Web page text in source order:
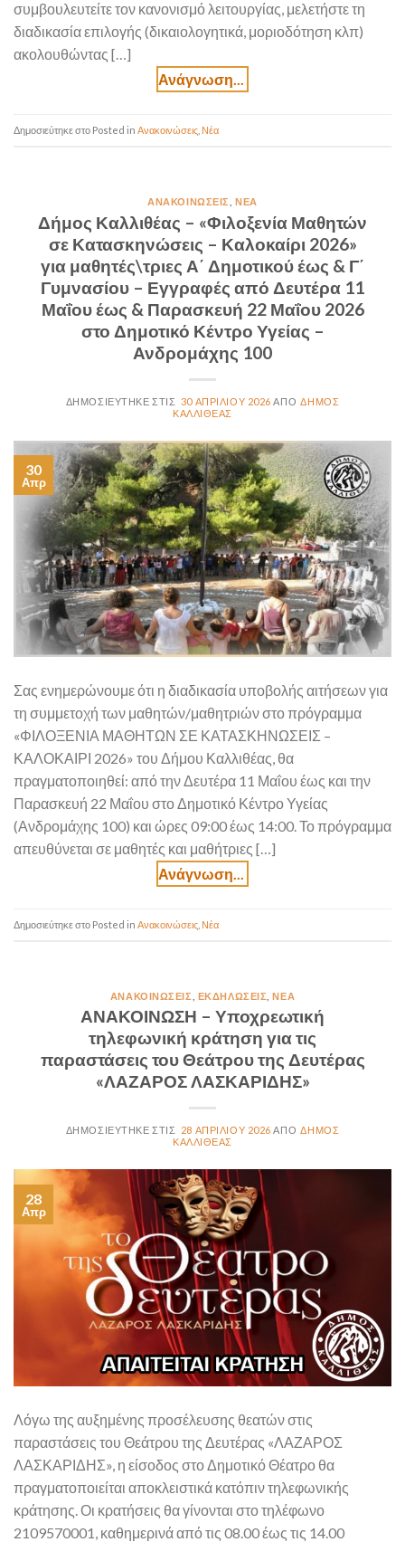
συμβουλευτείτε τον κανονισμό λειτουργίας, μελετήστε τη
διαδικασία επιλογής (δικαιολογητικά, μοριοδότηση κλπ)
ακολουθώντας […]
Posted in Ανακοινώσεις Νέα
ΑΝΑΚΟΙΝΏΣΕΙΣ ,ΝΈΑ
Δήμος Καλλιθέας – «Φιλοξενία Μαθητών
σε Κατασκηνώσεις – Καλοκαίρι 2026»
για μαθητές\τριες Α΄ Δημοτικού έως & Γ΄
Γυμνασίου – Εγγραφές από Δευτέρα 11
Μαΐου έως & Παρασκευή 22 Μαΐου 2026
στο Δημοτικό Κέντρο Υγείας –
Ανδρομάχης 100
30 ΑΠΡΙΛΊΟΥ 2026
ΔΉΜΟΣ
ΚΑΛΛΙΘΈΑΣ
30
Απρ
Σας ενημερώνουμε ότι η διαδικασία υποβολής αιτήσεων για
τη συμμετοχή των μαθητών/μαθητριών στο πρόγραμμα
«ΦΙΛΟΞΕΝΙΑ ΜΑΘΗΤΩΝ ΣΕ ΚΑΤΑΣΚΗΝΩΣΕΙΣ –
ΚΑΛΟΚΑΙΡΙ 2026» του Δήμου Καλλιθέας, θα
πραγματοποιηθεί: από την Δευτέρα 11 Μαΐου έως και την
Παρασκευή 22 Μαΐου στο Δημοτικό Κέντρο Υγείας
(Ανδρομάχης 100) και ώρες 09:00 έως 14:00. Το πρόγραμμα
απευθύνεται σε μαθητές και μαθήτριες […]
Posted in Ανακοινώσεις Νέα
ΑΝΑΚΟΙΝΏΣΕΙΣ ΕΚΔΗΛΏΣΕΙΣ ,ΝΈΑ
ΑΝΑΚΟΙΝΩΣΗ – Υποχρεωτική
τηλεφωνική κράτηση για τις
παραστάσεις του Θεάτρου της Δευτέρας
«ΛΑΖΑΡΟΣ ΛΑΣΚΑΡΙΔΗΣ»
28 ΑΠΡΙΛΊΟΥ 2026
ΔΗΜΟΣ
ΚΑΛΛΙΘΕΑΣ
28
Απρ
Λόγω της αυξημένης προσέλευσης θεατών στις
παραστάσεις του Θεάτρου της Δευτέρας «ΛΑΖΑΡΟΣ
ΛΑΣΚΑΡΙΔΗΣ», η είσοδος στο Δημοτικό Θέατρο θα
πραγματοποιείται αποκλειστικά κατόπιν τηλεφωνικής
κράτησης. Οι κρατήσεις θα γίνονται στο τηλέφωνο
2109570001, καθημερινά από τις 08.00 έως τις 14.00